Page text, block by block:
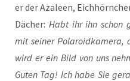
er der Aza­leen,
Dächer: Habt ihr ihn schon
mit sei­ner Pola­roid­ka­me­ra,
wird er ein Bild von uns
Guten Tag! Ich habe Sie